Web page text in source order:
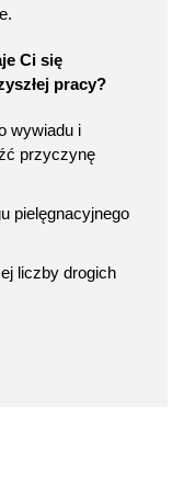
Ci się
pracy?
wywiadu i
przyczynę
pielęgnacyjnego
liczby drogich